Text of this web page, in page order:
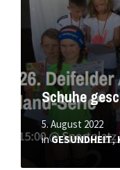
Schuhe
5. August 2022
inGESUNDHEIT,